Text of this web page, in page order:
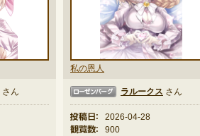
さん
私の恩人
ローゼンバーグ ラルークス さん
投稿日：
2026-04-28
観覧数：
900